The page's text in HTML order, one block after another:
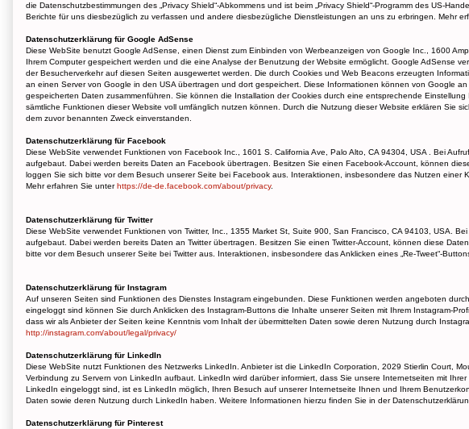
die Datenschutzbestimmungen des „Privacy Shield“-Abkommens und ist beim „Privacy Shield“-Programm des US-
Berichte für uns diesbezüglich zu verfassen und andere diesbezügliche Dienstleistungen an uns zu erbringen. Mehr
Datenschutzerklärung für Google AdSense
Diese WebSite benutzt Google AdSense, einen Dienst zum Einbinden von Werbeanzeigen von Google Inc., 1600
Ihrem Computer gespeichert werden und die eine Analyse der Benutzung der Website ermöglicht. Google
der Besucherverkehr auf diesen Seiten ausgewertet werden. Die durch Cookies und Web Beacons erzeugten
an einen Server von Google in den USA übertragen und dort gespeichert. Diese Informationen können von Google
gespeicherten Daten zusammenführen. Sie können die Installation der Cookies durch eine entsprechende
sämtliche Funktionen dieser Website voll umfänglich nutzen können. Durch die Nutzung dieser Website erklären
dem zuvor benannten Zweck einverstanden.
Datenschutzerklärung für Facebook
Diese WebSite verwendet Funktionen von Facebook Inc., 1601 S. California Ave, Palo Alto, CA 94304, USA . Bei
aufgebaut. Dabei werden bereits Daten an Facebook übertragen. Besitzen Sie einen Facebook-Account, können
loggen Sie sich bitte vor dem Besuch unserer Seite bei Facebook aus. Interaktionen, insbesondere das Nutzen einer
Mehr erfahren Sie unter https://de-de.facebook.com/about/privacy.
Datenschutzerklärung für Twitter
Diese WebSite verwendet Funktionen von Twitter, Inc., 1355 Market St, Suite 900, San Francisco, CA 94103, USA.
aufgebaut. Dabei werden bereits Daten an Twitter übertragen. Besitzen Sie einen Twitter-Account, können diese
bitte vor dem Besuch unserer Seite bei Twitter aus. Interaktionen, insbesondere das Anklicken eines „Re-Tweet“-
Datenschutzerklärung für Instagram
Auf unseren Seiten sind Funktionen des Dienstes Instagram eingebunden. Diese Funktionen werden angeboten
eingeloggt sind können Sie durch Anklicken des Instagram-Buttons die Inhalte unserer Seiten mit Ihrem Instagram-
dass wir als Anbieter der Seiten keine Kenntnis vom Inhalt der übermittelten Daten sowie deren Nutzung durch
http://instagram.com/about/legal/privacy/
Datenschutzerklärung für LinkedIn
Diese WebSite nutzt Funktionen des Netzwerks LinkedIn. Anbieter ist die LinkedIn Corporation, 2029 Stierlin Court,
Verbindung zu Servern von LinkedIn aufbaut. LinkedIn wird darüber informiert, dass Sie unsere Internetseiten mit
LinkedIn eingeloggt sind, ist es LinkedIn möglich, Ihren Besuch auf unserer Internetseite Ihnen und Ihrem
Daten sowie deren Nutzung durch LinkedIn haben. Weitere Informationen hierzu finden Sie in der
Datenschutzerklärung für Pinterest